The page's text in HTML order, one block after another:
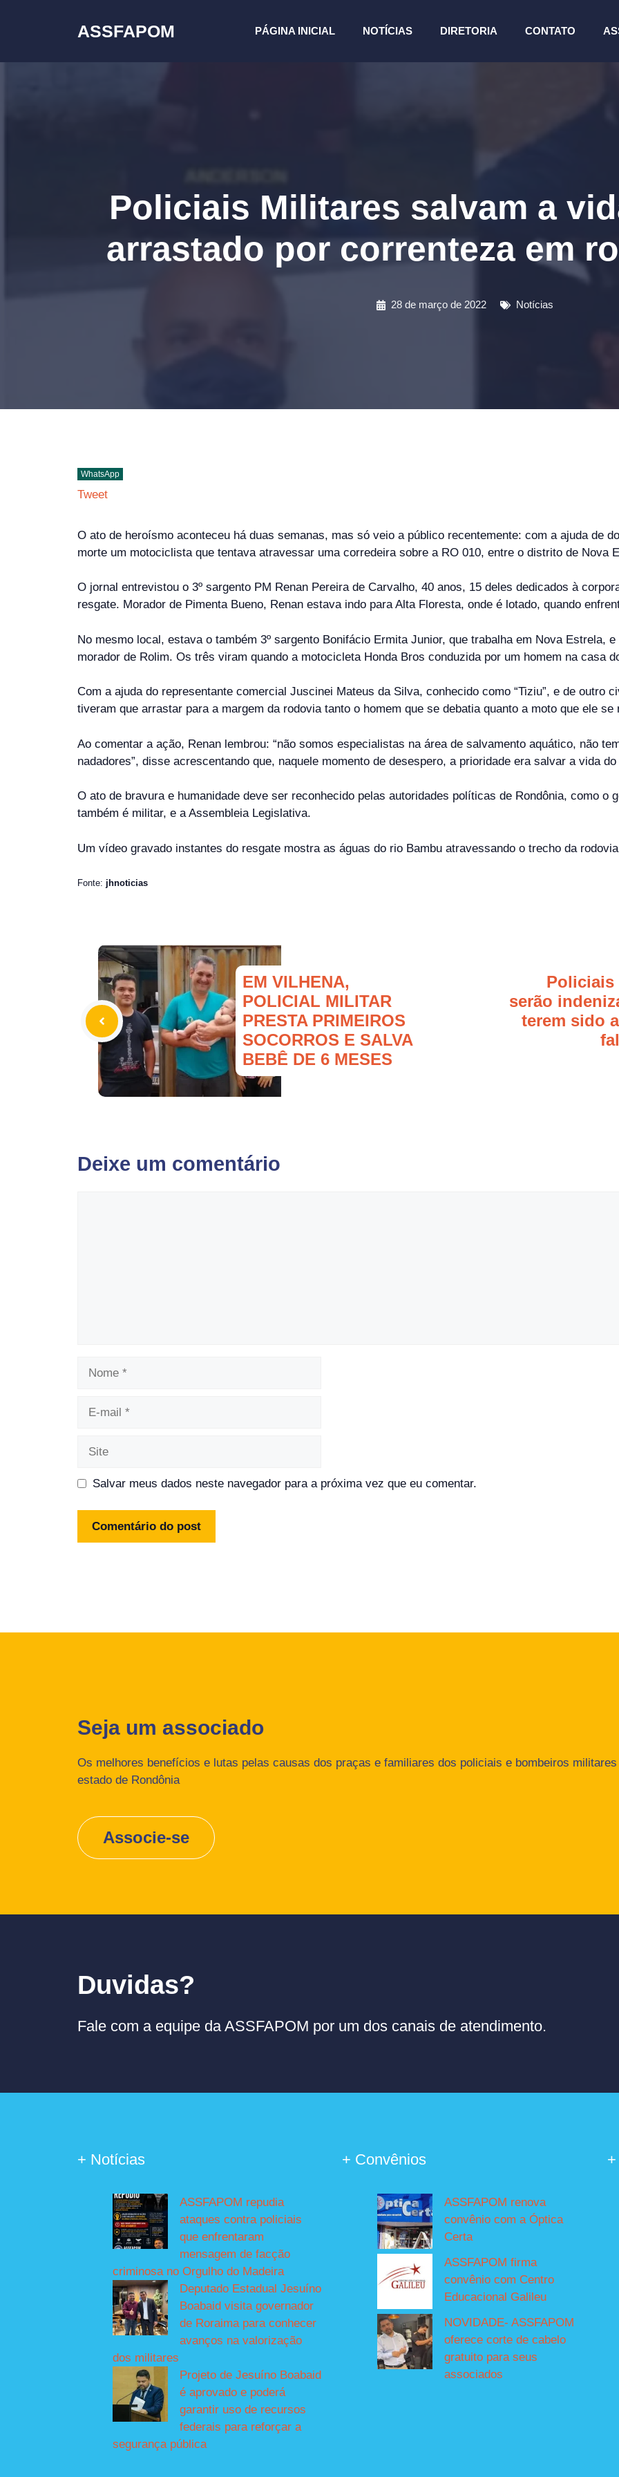
conteúdo
ASSFAPOM PÁGINA INICIAL NOTÍCIAS DIRETORIA CONTATO
Policiais Militares salvam a
arrastado por correnteza em
28 de março de 2022 Notícias
WhatsApp
Tweet
O ato de heroísmo aconteceu há duas semanas, mas só veio a público recentemente: com a ajuda de
morte um motociclista que tentava atravessar uma corredeira sobre a RO 010, entre o distrito de Nova
O jornal entrevistou o 3º sargento PM Renan Pereira de Carvalho, 40 anos, 15 deles dedicados à
resgate. Morador de Pimenta Bueno, Renan estava indo para Alta Floresta, onde é lotado, quando
No mesmo local, estava o também 3º sargento Bonifácio Ermita Junior, que trabalha em Nova Estrela,
morador de Rolim. Os três viram quando a motocicleta Honda Bros conduzida por um homem na casa
Com a ajuda do representante comercial Juscinei Mateus da Silva, conhecido como “Tiziu”, e de outro
tiveram que arrastar para a margem da rodovia tanto o homem que se debatia quanto a moto que ele se
Ao comentar a ação, Renan lembrou: “não somos especialistas na área de salvamento aquático, não
nadadores”, disse acrescentando que, naquele momento de desespero, a prioridade era salvar a vida
O ato de bravura e humanidade deve ser reconhecido pelas autoridades políticas de Rondônia, como o
também é militar, e a Assembleia Legislativa.
Um vídeo gravado instantes do resgate mostra as águas do rio Bambu atravessando o trecho da
Fonte: jhnoticias
EM VILHENA,
POLICIAL MILITAR
PRESTA PRIMEIROS
SOCORROS E SALVA
BEBÊ DE 6 MESES
Policiais
serão
terem sido
Deixe um comentário
Salvar meus dados neste navegador para a próxima vez que eu comentar.
Seja um associado
Os melhores benefícios e lutas pelas causas dos praças e familiares dos policiais e bombeiros militares
estado de Rondônia
Associe-se
Duvidas?
Fale com a equipe da ASSFAPOM por um dos canais de atendimento.
+ Notícias
ASSFAPOM repudia
ataques contra policiais
que enfrentaram
mensagem de facção
criminosa no Orgulho do Madeira
Deputado Estadual Jesuíno
Boabaid visita governador
de Roraima para conhecer
avanços na valorização
dos militares
Projeto de Jesuíno Boabaid
é aprovado e poderá
garantir uso de recursos
federais para reforçar a
segurança pública
+ Convênios
ASSFAPOM renova
convênio com a Óptica
Certa
ASSFAPOM firma
convênio com Centro
Educacional Galileu
NOVIDADE- ASSFAPOM
oferece corte de cabelo
gratuito para seus
associados